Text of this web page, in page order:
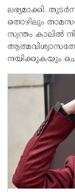
ലഭ്യമാക്കി.
തൊഴിലും
സ്വന്തം കാലിൽ
നയിക്കുകയും